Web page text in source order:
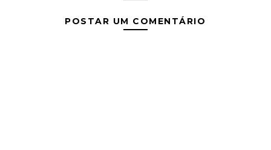
POSTAR UM COMENTÁRIO